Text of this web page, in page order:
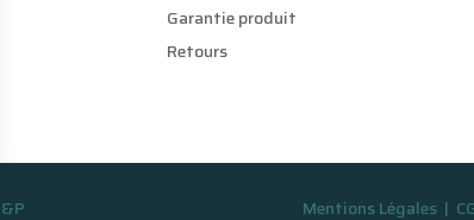
Garantie produit
Retours
Mentions Légales|